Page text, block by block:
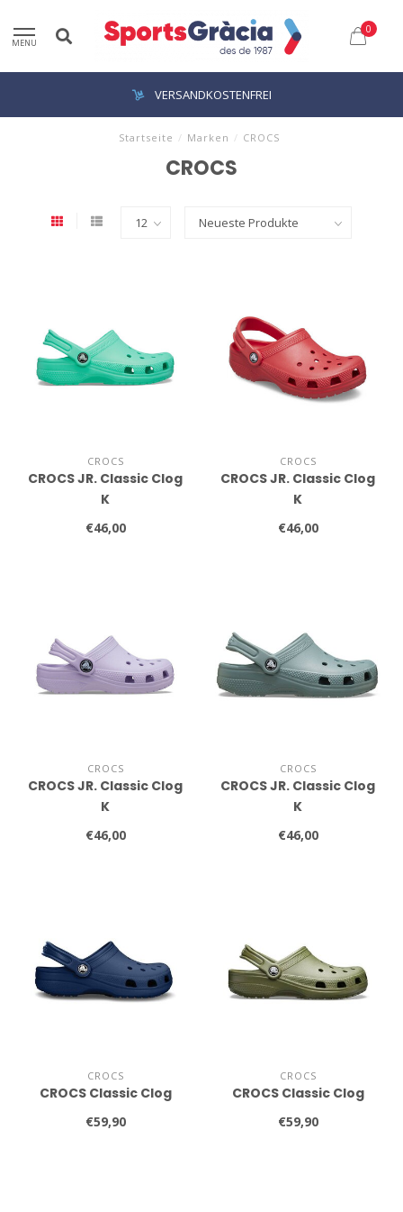
MENU
0
VERSANDKOSTENFREI
Startseite / Marken / CROCS
CROCS
CROCS
CROCS JR. Classic Clog
K
€46,00
CROCS
CROCS JR. Classic Clog
K
€46,00
CROCS
CROCS JR. Classic Clog
K
€46,00
CROCS
CROCS JR. Classic Clog
K
€46,00
CROCS
CROCS Classic Clog
€59,90
CROCS
CROCS Classic Clog
€59,90